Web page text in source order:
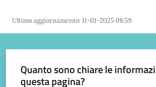
Vivere
Ultimo aggiornamento:11-01-2025 08:59
Quanto sono chiare le
questa pagina?